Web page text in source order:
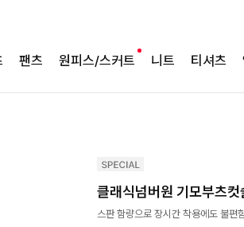
팬츠 원피스/스커트 니트 티셔츠
클래식넘버원 기모부츠
스판 함량으로 장시간 착용에도 불편